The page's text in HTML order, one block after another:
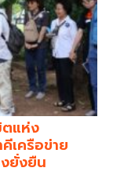
แห่ง
เครือข่าย
ยั่งยืน